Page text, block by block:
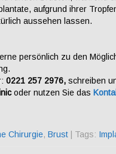
aufgrund ihrer
aussehen lassen.
persönlich zu den
0221 257 2976, schreiben
oder nutzen Sie das
Chirurgie, Brust | Tags: